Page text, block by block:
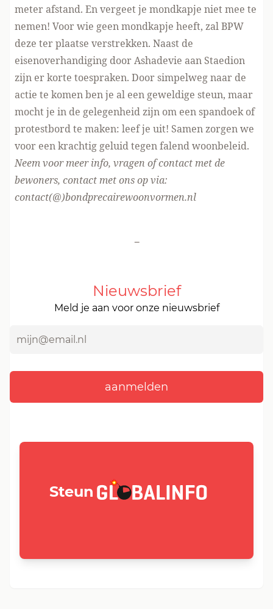
meter afstand. En vergeet je mondkapje niet mee te
nemen! Voor wie geen mondkapje heeft, zal BPW
deze ter plaatse verstrekken. Naast de
eisenoverhandiging door Ashadevie aan Staedion
zijn er korte toespraken. Door simpelweg naar de
actie te komen ben je al een geweldige steun, maar
mocht je in de gelegenheid zijn om een spandoek of
protestbord te maken: leef je uit! Samen zorgen we
voor een krachtig geluid tegen falend woonbeleid.
Neem voor meer info, vragen of contact met de
bewoners, contactmet ons op via:
contact(@)bondprecairewoonvormen.nl
-
Nieuwsbrief
Meld je aan voor onze nieuwsbrief
Steun GLOBALINFO.nl